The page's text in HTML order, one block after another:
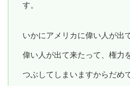
す。
いかにアメリカに偉い人が出
偉い人が出て来たって、権力
つぶしてしまいますからだめ